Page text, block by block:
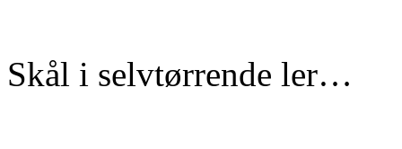
Skål i selvtørrende ler…